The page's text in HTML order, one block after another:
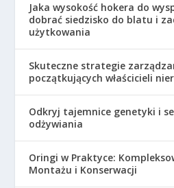
Jaka wysokość hokera do
dobrać siedzisko do blatu i
użytkowania
Skuteczne strategie
początkujących właścicieli
Odkryj tajemnice genetyki i
odżywiania
Oringi w Praktyce:
Montażu i Konserwacji